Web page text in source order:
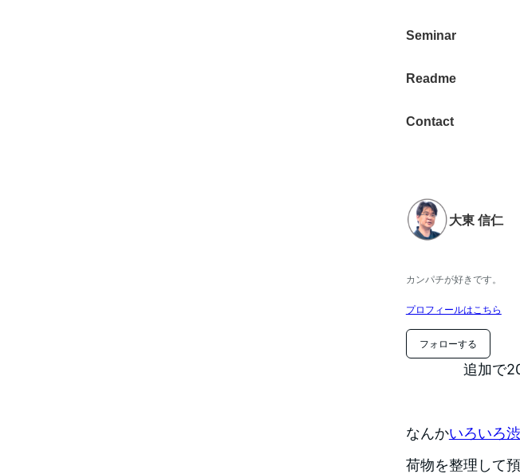
Seminar
Readme
Contact
大東 信仁
カンパチが好きです。
プロフィールはこちら
フォローする
重要 : （2015年
手荷物
機内持込手
http://
booking/
キャリーバック
追加で
なんかいろいろ
荷物を整理して